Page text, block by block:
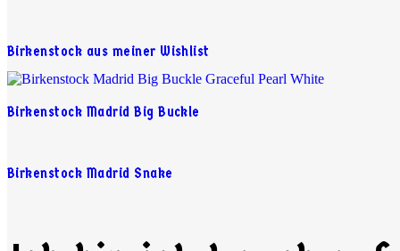
Birkenstock aus meiner Wishlist
Birkenstock Madrid Big Buckle
Birkenstock Madrid Snake